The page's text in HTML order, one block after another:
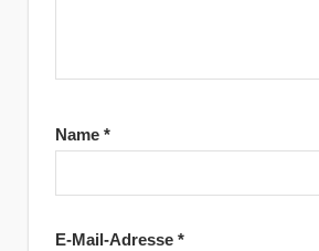
Name *
E-Mail-Adresse *